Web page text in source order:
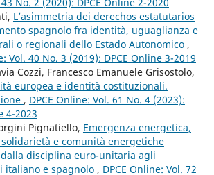
L’asimmetria dei derechos estatutarios
spagnolo fra identità, uguaglianza e
o regionali dello Estado Autonomico ,
Vol. 40 No. 3 (2019): DPCE Online 3-2019
Cozzi, Francesco Emanuele Grisostolo,
europea e identità costituzionali.
, DPCE Online: Vol. 61 No. 4 (2023):
4-2023
Pignatiello, Emergenza energetica,
e comunità energetiche
disciplina euro-unitaria agli
italiano e spagnolo , DPCE Online: Vol. 72